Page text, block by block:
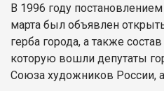
В 1996 году
марта был объявлен
герба города, а также
которую вошли депутаты
Союза художников России,